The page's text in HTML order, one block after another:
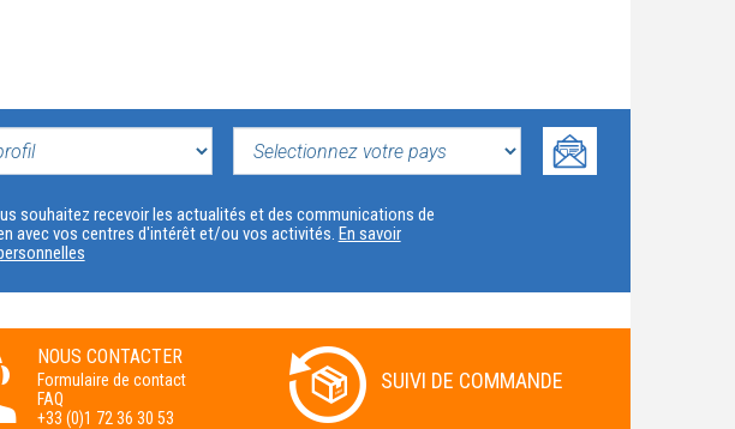
SELECTIONNEZ
PAYS
souhaitez recevoir les actualités et des communications de
avec vos centres d'intérêt et/ou vos activités. En savoir
NOUS CONTACTER
Formulaire de contact
FAQ
+33 (0)1 72 36 30 53
SUIVI DE COMMANDE